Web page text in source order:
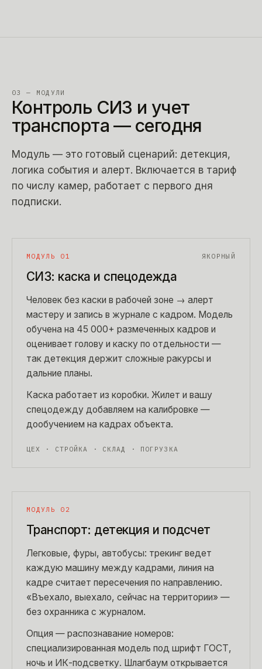
03 — МОДУЛИ
Контроль СИЗ и учет
транспорта — сегодня
Модуль — это готовый сценарий: детекция,
логика события и алерт. Включается в тариф
по числу камер, работает с первого дня
подписки.
МОДУЛЬ 01 ЯКОРНЫЙ
СИЗ: каска и спецодежда
Человек без каски в рабочей зоне → алерт
мастеру и запись в журнале с кадром. Модель
обучена на 45 000+ размеченных кадров и
оценивает голову и каску по отдельности —
так детекция держит сложные ракурсы и
дальние планы.
Каска работает из коробки. Жилет и вашу
спецодежду добавляем на калибровке —
дообучением на кадрах объекта.
ЦЕХ · СТРОЙКА · СКЛАД · ПОГРУЗКА
МОДУЛЬ 02
Транспорт: детекция и подсчет
Легковые, фуры, автобусы: трекинг ведет
каждую машину между кадрами, линия на
кадре считает пересечения по направлению.
«Въехало, выехало, сейчас на территории» —
без охранника с журналом.
Опция — распознавание номеров:
специализированная модель под шрифт ГОСТ,
ночь и ИК-подсветку. Шлагбаум открывается